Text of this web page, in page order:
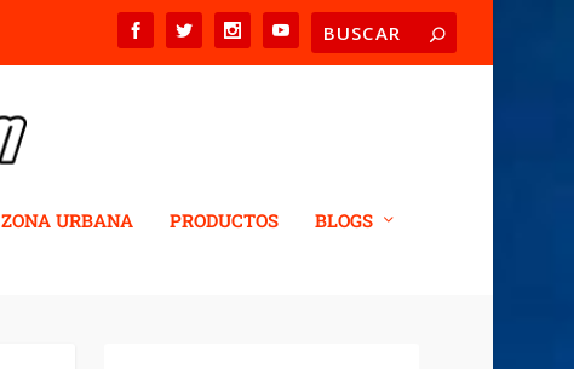
ZONA URBANA PRODUCTOS BLOGS